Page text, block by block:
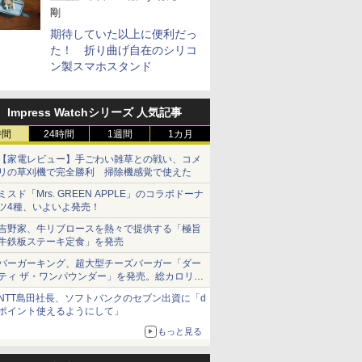
剛
期待していた以上に便利だっ
た！ 折り曲げ自在のシリコ
ン製スマホスタンド
Impress Watchシリーズ 人気記事
24時間 1週間 1カ月
家電レビュー】手ごわい雑草との戦い、コメ
の草刈機で完全勝利 掃除機感覚で使えた
スド「Mrs. GREEN APPLE」のコラボドーナ
4種、いよいよ発売！
野家、牛リブロースを熱々で提供する「極旨
鉄板ステーキ定食」を発売
ーガーキング、超大型チーズバーガー「ダー
ィ ザ・ワンパウンダー」を発売。総カロリー
1656kcal、総重量約527g！
島田社長、ソフトバンクのセブン出資に「d
イント使えるようにして」
もっと見る